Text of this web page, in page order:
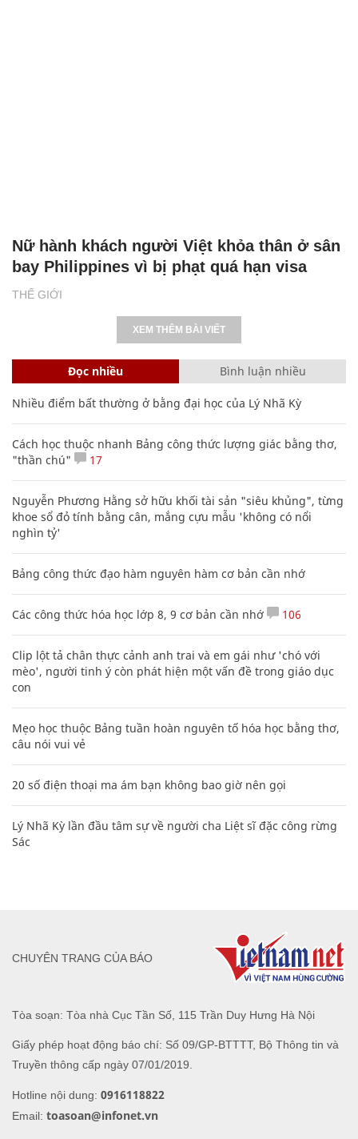
THẾ GIỚI
Nữ hành khách người Việt khỏa thân ở sân
bay Philippines vì bị phạt quá hạn visa
XEM THÊM BÀI VIẾT
Đọc nhiều Bình luận nhiều
Nhiều điểm bất thường ở bằng đại học của Lý Nhã Kỳ
Cách học thuộc nhanh Bảng công thức lượng giác bằng thơ,
"thần chú"
17
Nguyễn Phương Hằng sở hữu khối tài sản "siêu khủng", từng
khoe sổ đỏ tính bằng cân, mắng cựu mẫu 'không có nổi
nghìn tỷ'
Bảng công thức đạo hàm nguyên hàm cơ bản cần nhớ
Các công thức hóa học lớp 8, 9 cơ bản cần nhớ 106
Clip lột tả chân thực cảnh anh trai và em gái như 'chó với
mèo', người tinh ý còn phát hiện một vấn đề trong giáo dục
con
Mẹo học thuộc Bảng tuần hoàn nguyên tố hóa học bằng thơ,
câu nói vui vẻ
20 số điện thoại ma ám bạn không bao giờ nên gọi
Lý Nhã Kỳ lần đầu tâm sự về người cha Liệt sĩ đặc công rừng
Sác
Tòa soạn: Tòa nhà Cục Tần Số, 115 Trần Duy Hưng Hà Nội
Giấy phép hoạt động báo chí: Số 09/GP-BTTTT, Bộ Thông tin và
Truyền thông cấp ngày 07/01/2019.
Hotline nội dung: 0916118822
Email: toasoan@infonet.vn
CHUYÊN TRANG CỦA BÁO